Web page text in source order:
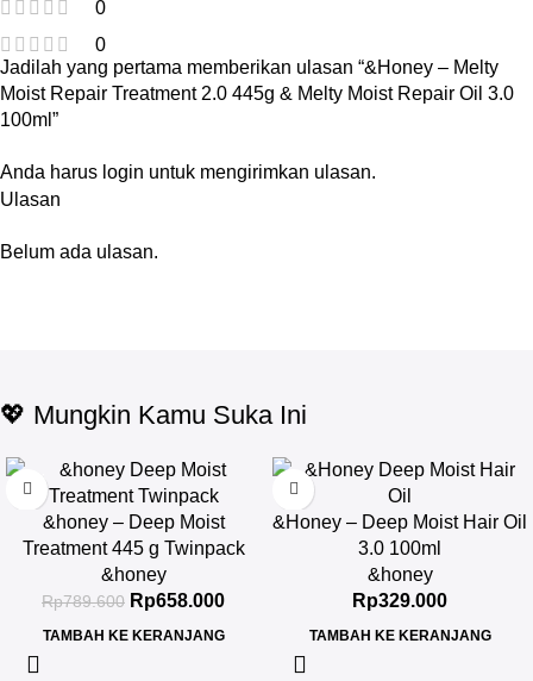
0
0
Ulasan
Belum ada ulasan.
Jadilah yang pertama memberikan ulasan “&Honey – Melty
Moist Repair Treatment 2.0 445g & Melty Moist Repair Oil 3.0
100ml”
Anda harus login untuk mengirimkan ulasan.
💖 Mungkin Kamu Suka Ini
&honey – Deep Moist
Treatment 445 g Twinpack
&honey
Rp789.600 Rp658.000
TAMBAH KE KERANJANG
&Honey – Deep Moist Hair Oil
3.0 100ml
&honey
Rp329.000
TAMBAH KE KERANJANG